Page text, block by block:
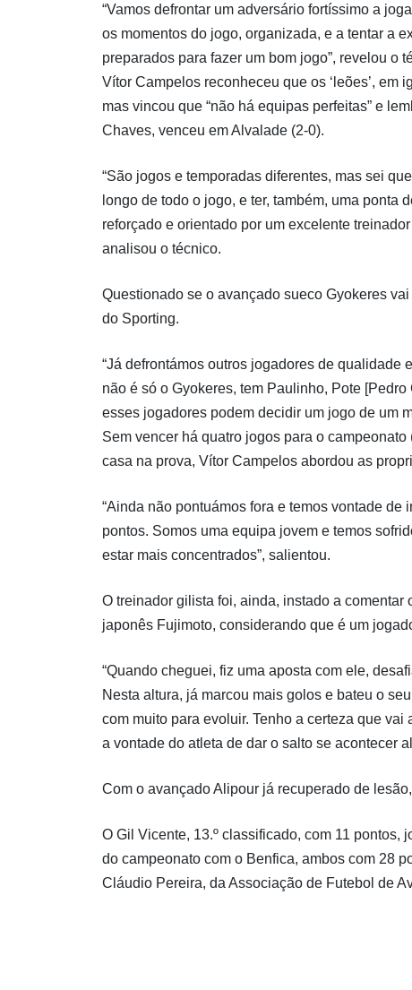
“Vamos defrontar um adversário fortíssimo a
os momentos do jogo, organizada, e a tentar a
preparados para fazer um bom jogo”, revelou o
Vítor Campelos reconheceu que os ‘leões’, em
mas vincou que “não há equipas perfeitas” e
Chaves, venceu em Alvalade (2-0).
“São jogos e temporadas diferentes, mas sei
longo de todo o jogo, e ter, também, uma ponta
reforçado e orientado por um excelente
analisou o técnico.
Questionado se o avançado sueco Gyokeres
do Sporting.
“Já defrontámos outros jogadores de qualidade
não é só o Gyokeres, tem Paulinho, Pote
esses jogadores podem decidir um jogo de um
Sem vencer há quatro jogos para o
casa na prova, Vítor Campelos abordou as
“Ainda não pontuámos fora e temos vontade
pontos. Somos uma equipa jovem e temos
estar mais concentrados”, salientou.
O treinador gilista foi, ainda, instado a
japonês Fujimoto, considerando que é um
“Quando cheguei, fiz uma aposta com ele,
Nesta altura, já marcou mais golos e bateu o
com muito para evoluir. Tenho a certeza que
a vontade do atleta de dar o salto se acontecer
Com o avançado Alipour já recuperado de
O Gil Vicente, 13.º classificado, com 11
do campeonato com o Benfica, ambos com 28
Cláudio Pereira, da Associação de Futebol de